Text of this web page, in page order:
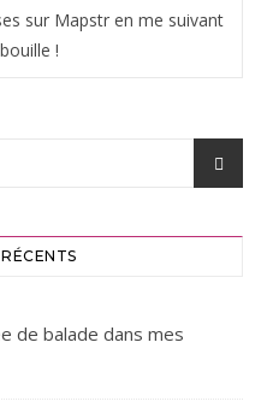
sur Mapstr en me suivant
!
de balade dans mes